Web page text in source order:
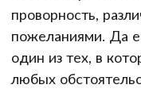
проворность,
пожеланиями. Да
один из тех, в
любых